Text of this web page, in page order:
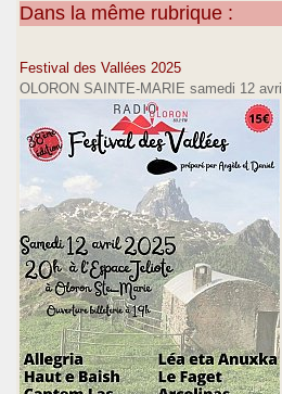
Dans la même rubrique :
Festival des Vallées 2025
OLORON SAINTE-MARIE samedi 12 avril